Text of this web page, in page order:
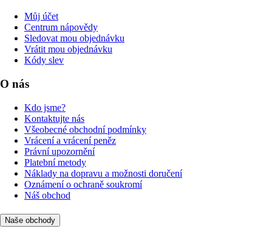
Můj účet
Centrum nápovědy
Sledovat mou objednávku
Vrátit mou objednávku
Kódy slev
O nás
Kdo jsme?
Kontaktujte nás
Všeobecné obchodní podmínky
Vrácení a vrácení peněz
Právní upozornění
Platební metody
Náklady na dopravu a možnosti doručení
Oznámení o ochraně soukromí
Náš obchod
Naše obchody